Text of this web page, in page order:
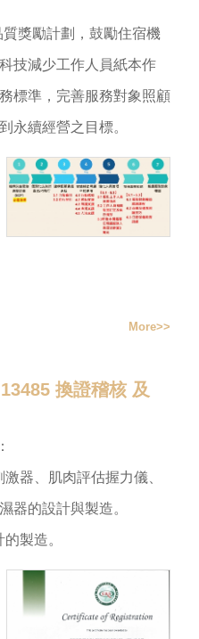
獎勵計劃，鼓勵住宿機
技減少工作人員紙本作
標準，完善服務對象照顧
永續經營之目標。
More
換證稽核 及
器、肌肉評估握力儀、
器的設計與製造。
製造。